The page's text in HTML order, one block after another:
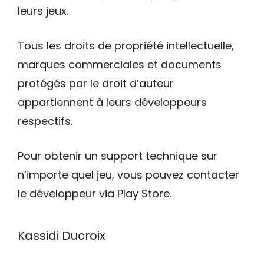
leurs jeux.
Tous les droits de propriété intellectuelle,
marques commerciales et documents
protégés par le droit d’auteur
appartiennent à leurs développeurs
respectifs.
Pour obtenir un support technique sur
n’importe quel jeu, vous pouvez contacter
le développeur via Play Store.
Kassidi Ducroix